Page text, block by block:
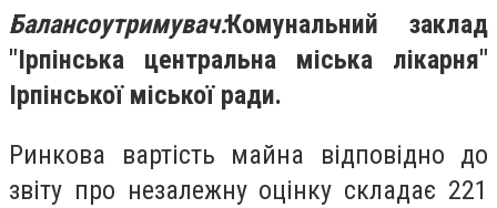
Балансоутримувач:Комунальний заклад
"Ірпінська центральна міська лікарня"
Ірпінської міської ради.
Ринкова вартість майна відповідно до
звіту про незалежну оцінку складає 221